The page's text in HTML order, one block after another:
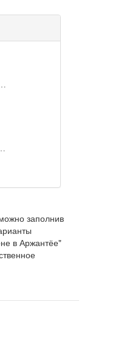
вход, утренний эффект
зимний эффект
заполнив
в Аржантёе"